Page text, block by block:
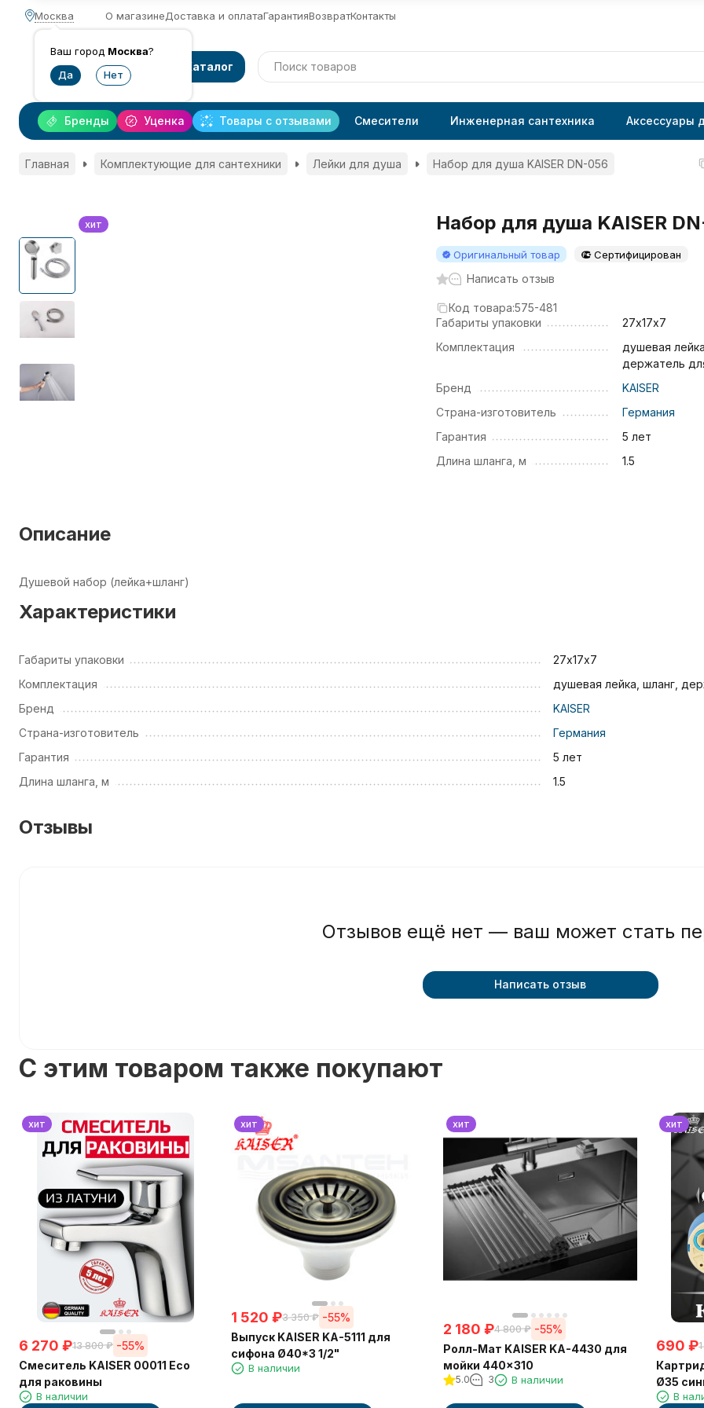
Москва
Ваш город Москва?
О магазинеДоставка и оплатаГарантияВозвратКонтакты
Каталог
Уценка Товары с отзывами
Бренды Смесители Инженерная сантехника Аксессуары
Главная Комплектующие для сантехники Лейки для душа Набор для душа KAISER DN-056
хит Набор для душа KAISER
Оригинальный товар Сертифицирован
Написать отзыв
Код товара:575-481
Габариты упаковки
27х17х7
Комплектация
душевая
держатель
Бренд
KAISER
Страна-изготовитель
Германия
Гарантия
5 лет
Длина шланга, м
1.5
Описание
Душевой набор (лейка+шланг)
Характеристики
Габариты упаковки
27х17х7
Комплектация
душевая лейка, шланг,
Бренд
KAISER
Страна-изготовитель
Германия
Гарантия
5 лет
Длина шланга, м
1.5
Отзывы
Отзывов ещё нет — ваш может стать
Написать отзыв
C этим товаром также покупают
хит
6 270 ₽13 800 ₽ -55%
Смеситель KAISER 00011 Eco
для раковины
В наличии
хит
1 520 ₽3 350 ₽ -55%
Выпуск KAISER KA-5111 для
сифона Ø40*3 1/2"
В наличии
хит
2 180 ₽4 800 ₽ -55%
Ролл-Мат KAISER KA-4430 для
мойки 440x310
5.0 3 В наличии
хит
690 ₽
Ø35
В